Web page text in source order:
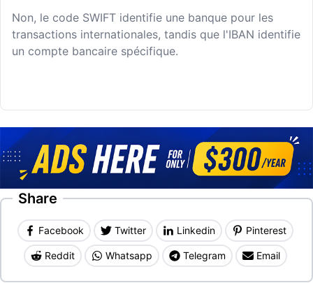
Non, le code SWIFT identifie une banque pour les
transactions internationales, tandis que l'IBAN identifie
un compte bancaire spécifique.
Share
Facebook Twitter Linkedin Pinterest
Reddit Whatsapp Telegram Email